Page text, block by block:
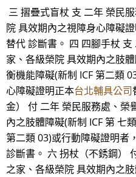
三 摺疊式盲杖 支 二年 榮民
院 具效期內之視障身心障礙
替代 診斷書。 四 四腳手杖
家、各級榮院 具效期內之肢
衡機能障礙(新制 ICF 第二類
心障礙證明正本台北輔具公司
金） 付 二年 榮民服務處、榮
內之肢體障礙(新制 ICF 第 七
第二類 03)或行動障礙證明者
診斷書。 六 拐杖（不銹鋼）
之家、各級榮院 具效期內之